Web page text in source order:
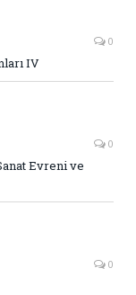
0
IV
0
Evreni ve
0